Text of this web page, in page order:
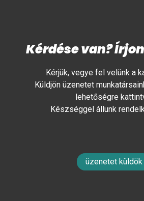
Kérdése van?
Kérjük, vegye fel velünk a
Küldjön üzenetet
lehetőségre
Készséggel állunk
üzenetet küldök